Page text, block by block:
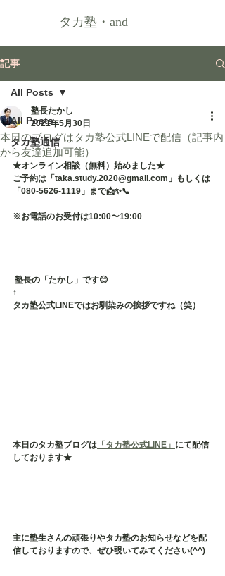
タカ塾・and
記事
All Posts
タカ塾通信
All Posts
本日のブログはタカ塾公式LINEで配信（記事内
から友達追加可能）
塾長たかし
2021年5月30日
★オンライン相談（無料）始めました★
ご予約は「taka.study.2020@gmail.com」もしくは
「080-5626-1119」まで📩✨📞
※お電話のお受付は10:00〜19:00
塾長の「たかし」です😊
↑
タカ塾公式LINEではお馴染みの挨拶ですね（笑）
本日のタカ塾ブログは 「タカ塾公式LINE」 にて配信
しております★
主に塾生さんの頑張りやタカ塾のお知らせなどを配
信しておりますので、ぜひ覗いてみてください(^^)